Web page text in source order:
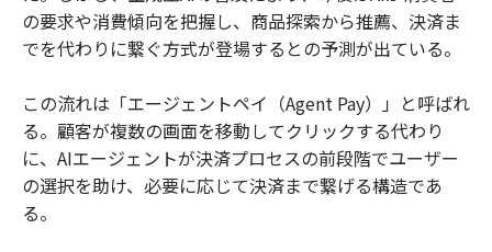
の要求や消費傾向を把握し、商品探索から推薦、決済ま
でを代わりに繋ぐ方式が登場するとの予測が出ている。
この流れは「エージェントペイ（Agent Pay）」と呼ばれ
る。顧客が複数の画面を移動してクリックする代わり
に、AIエージェントが決済プロセスの前段階でユーザー
の選択を助け、必要に応じて決済まで繋げる構造であ
る。